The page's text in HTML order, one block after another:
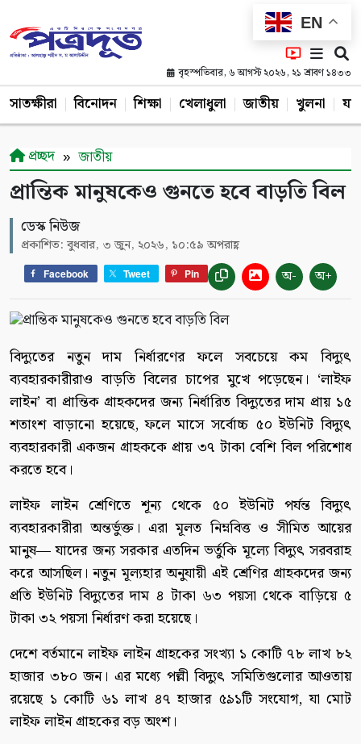
EN
বৃহস্পতিবার, ৬ আগস্ট ২০২৬, ২১ শ্রাবণ ১৪৩৩
সাতক্ষীরা বিনোদন শিক্ষা খেলাধুলা জাতীয় খুলনা
প্রচ্ছদ জাতীয়
প্রান্তিক মানুষকেও গুনতে হবে বাড়তি বিল
ডেস্ক নিউজ
প্রকাশিত: বুধবার, ৩ জুন, ২০২৬, ১০:৫৯ অপরাহ্ণ
Facebook Tweet Pin অ- অ+
বিদ্যুতের নতুন দাম নির্ধারণের ফলে সবচেয়ে কম বিদ্যুৎ
ব্যবহারকারীরাও বাড়তি বিলের চাপের মুখে পড়েছেন। ‘লাইফ
লাইন’ বা প্রান্তিক গ্রাহকদের জন্য নির্ধারিত বিদ্যুতের দাম প্রায় ১৫
শতাংশ বাড়ানো হয়েছে, ফলে মাসে সর্বোচ্চ ৫০ ইউনিট বিদ্যুৎ
ব্যবহারকারী একজন গ্রাহককে প্রায় ৩৭ টাকা বেশি বিল পরিশোধ
করতে হবে।
লাইফ লাইন শ্রেণিতে শূন্য থেকে ৫০ ইউনিট পর্যন্ত বিদ্যুৎ
ব্যবহারকারীরা অন্তর্ভুক্ত। এরা মূলত নিম্নবিত্ত ও সীমিত আয়ের
মানুষ— যাদের জন্য সরকার এতদিন ভর্তুকি মূল্যে বিদ্যুৎ সরবরাহ
করে আসছিল। নতুন মূল্যহার অনুযায়ী এই শ্রেণির গ্রাহকদের জন্য
প্রতি ইউনিট বিদ্যুতের দাম ৪ টাকা ৬৩ পয়সা থেকে বাড়িয়ে ৫
টাকা ৩২ পয়সা নির্ধারণ করা হয়েছে।
দেশে বর্তমানে লাইফ লাইন গ্রাহকের সংখ্যা ১ কোটি ৭৮ লাখ ৮২
হাজার ৩৮০ জন। এর মধ্যে পল্লী বিদ্যুৎ সমিতিগুলোর আওতায়
রয়েছে ১ কোটি ৬১ লাখ ৪৭ হাজার ৫৯১টি সংযোগ, যা মোট
লাইফ লাইন গ্রাহকের বড় অংশ।